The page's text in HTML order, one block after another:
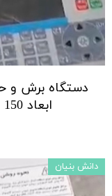
دستگاه برش و
ابعاد 150 در 90 برند FARDSANAT
دانش بنیان